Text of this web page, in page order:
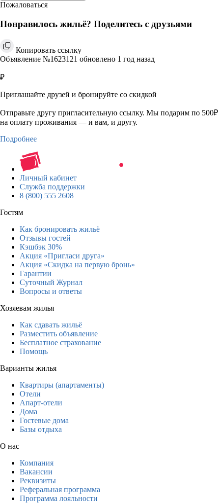
Пожаловаться
Понравилось жильё? Поделитесь с друзьями
Копировать ссылку
Объявление №1623121 обновлено 1 год назад
₽
Приглашайте друзей и бронируйте со скидкой
Отправьте другу пригласительную ссылку. Мы подарим по 500₽
на оплату проживания — и вам, и другу.
Подробнее
Личный кабинет
Служба поддержки
8 (800) 555 2608
Гостям
Как бронировать жильё
Отзывы гостей
Кэшбэк 30%
Акция «Пригласи друга»
Акция «Скидка на первую бронь»
Гарантии
Суточный Журнал
Вопросы и ответы
Хозяевам жилья
Как сдавать жильё
Разместить объявление
Бесплатное страхование
Помощь
Варианты жилья
Квартиры (апартаменты)
Отели
Апарт-отели
Дома
Гостевые дома
Базы отдыха
О нас
Компания
Вакансии
Реквизиты
Реферальная программа
Программа лояльности